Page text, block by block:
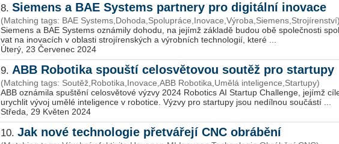
8. Siemens a BAE Systems partnery pro digitální inovace
(Matching tags: BAE Systems,Dohoda,Spolupráce,Inovace,Výroba,Siemens,Strojírenství)
Sie­mens a BAE Sys­tems ozná­mi­ly do­ho­du, na je­jímž zá­kla­dě budou obě spo­leč­nos­ti
vat na ino­va­cích v ob­las­ti stro­jí­ren­ských a vý­rob­ních tech­no­lo­gií, které ...
Úterý, 23 Červenec 2024
9. ABB Robotika spouští celosvětovou soutěž pro startupy
(Matching tags: Soutěž,Robotika,Inovace,ABB Robotika,Umělá inteligence,Startupy)
ABB ozná­mi­la spuš­tě­ní ce­lo­svě­to­vé výzvy 2024 Ro­bo­tics AI Startup Chal­len­ge, je­jímž
urych­lit vývoj umělé in­te­li­gen­ce v ro­bo­ti­ce. Výzvy pro start­upy jsou ne­díl­nou sou­čás­tí ...
Středa, 29 Květen 2024
10. Jak nové technologie přetvářejí CNC obrábění